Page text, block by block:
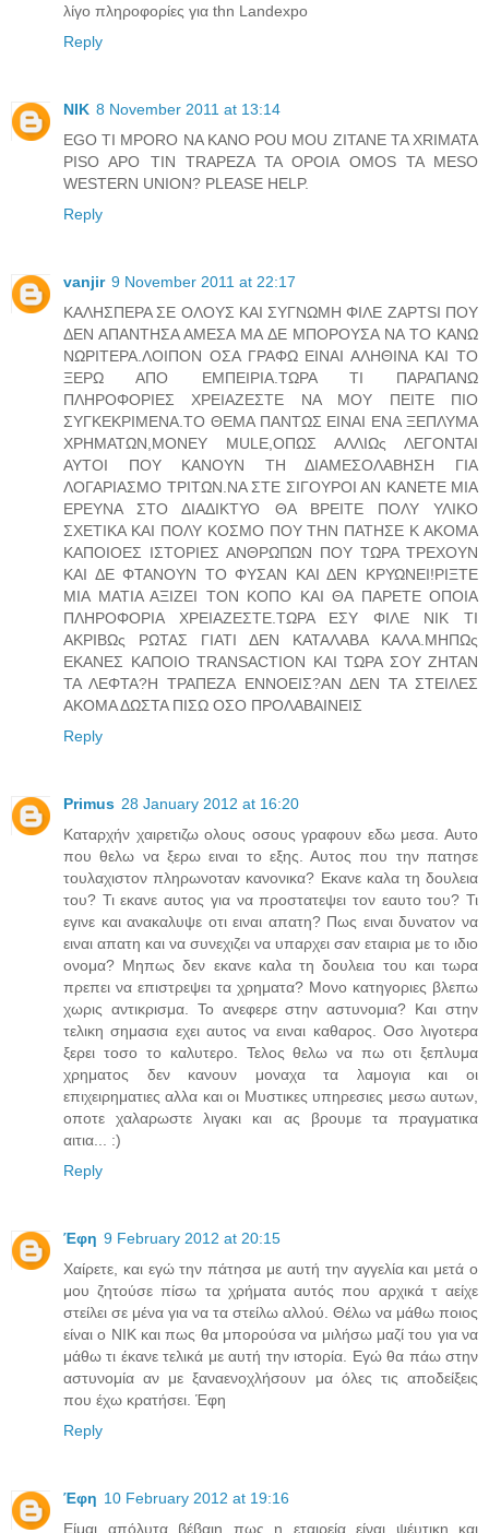
λίγο πληροφορίες για thn Landexpo
Reply
NIK 8 November 2011 at 13:14
EGO TI MPORO NA KANO POU MOU ZITANE TA XRIMATA
PISO APO TIN TRAPEZA TA OPOIA OMOS TA MESO
WESTERN UNION? PLEASE HELP.
Reply
vanjir 9 November 2011 at 22:17
ΚΑΛΗΣΠΕΡΑ ΣΕ ΟΛΟΥΣ ΚΑΙ ΣΥΓΝΩΜΗ ΦΙΛΕ ΖΑPTSI ΠΟΥ
ΔΕΝ ΑΠΑΝΤΗΣΑ ΑΜΕΣΑ ΜΑ ΔΕ ΜΠΟΡΟΥΣΑ ΝΑ ΤΟ ΚΑΝΩ
ΝΩΡΙΤΕΡΑ.ΛΟΙΠΟΝ ΟΣΑ ΓΡΑΦΩ ΕΙΝΑΙ ΑΛΗΘΙΝΑ ΚΑΙ ΤΟ
ΞΕΡΩ ΑΠΟ ΕΜΠΕΙΡΙΑ.ΤΩΡΑ ΤΙ ΠΑΡΑΠΑΝΩ
ΠΛΗΡΟΦΟΡΙΕΣ ΧΡΕΙΑΖΕΣΤΕ ΝΑ ΜΟΥ ΠΕΙΤΕ ΠΙΟ
ΣΥΓΚΕΚΡΙΜΕΝΑ.ΤΟ ΘΕΜΑ ΠΑΝΤΩΣ ΕΙΝΑΙ ΕΝΑ ΞΕΠΛΥΜΑ
ΧΡΗΜΑΤΩΝ,MONEY MULE,ΟΠΩΣ ΑΛΛΙΩς ΛΕΓΟΝΤΑΙ
ΑΥΤΟΙ ΠΟΥ ΚΑΝΟΥΝ ΤΗ ΔΙΑΜΕΣΟΛΑΒΗΣΗ ΓΙΑ
ΛΟΓΑΡΙΑΣΜΟ ΤΡΙΤΩΝ.ΝΑ ΣΤΕ ΣΙΓΟΥΡΟΙ ΑΝ ΚΑΝΕΤΕ ΜΙΑ
ΕΡΕΥΝΑ ΣΤΟ ΔΙΑΔΙΚΤΥΟ ΘΑ ΒΡΕΙΤΕ ΠΟΛΥ ΥΛΙΚΟ
ΣΧΕΤΙΚΑ ΚΑΙ ΠΟΛΥ ΚΟΣΜΟ ΠΟΥ ΤΗΝ ΠΑΤΗΣΕ Κ ΑΚΟΜΑ
ΚΑΠΟΙΟΕΣ ΙΣΤΟΡΙΕΣ ΑΝΘΡΩΠΩΝ ΠΟΥ ΤΩΡΑ ΤΡΕΧΟΥΝ
ΚΑΙ ΔΕ ΦΤΑΝΟΥΝ ΤΟ ΦΥΣΑΝ ΚΑΙ ΔΕΝ ΚΡΥΩΝΕΙ!ΡΙΞΤΕ
ΜΙΑ ΜΑΤΙΑ ΑΞΙΖΕΙ ΤΟΝ ΚΟΠΟ ΚΑΙ ΘΑ ΠΑΡΕΤΕ ΟΠΟΙΑ
ΠΛΗΡΟΦΟΡΙΑ ΧΡΕΙΑΖΕΣΤΕ.ΤΩΡΑ ΕΣΥ ΦΙΛΕ ΝΙΚ ΤΙ
ΑΚΡΙΒΩς ΡΩΤΑΣ ΓΙΑΤΙ ΔΕΝ ΚΑΤΑΛΑΒΑ ΚΑΛΑ.ΜΗΠΩς
ΕΚΑΝΕΣ ΚΑΠΟΙΟ TRANSACTION ΚΑΙ ΤΩΡΑ ΣΟΥ ΖΗΤΑΝ
ΤΑ ΛΕΦΤΑ?Η ΤΡΑΠΕΖΑ ΕΝΝΟΕΙΣ?ΑΝ ΔΕΝ ΤΑ ΣΤΕΙΛΕΣ
ΑΚΟΜΑ ΔΩΣΤΑ ΠΙΣΩ ΟΣΟ ΠΡΟΛΑΒΑΙΝΕΙΣ
Reply
Primus 28 January 2012 at 16:20
Καταρχήν χαιρετιζω ολους οσους γραφουν εδω μεσα. Αυτο
που θελω να ξερω ειναι το εξης. Αυτος που την πατησε
τουλαχιστον πληρωνοταν κανονικα? Εκανε καλα τη δουλεια
του? Τι εκανε αυτος για να προστατεψει τον εαυτο του? Τι
εγινε και ανακαλυψε οτι ειναι απατη? Πως ειναι δυνατον να
ειναι απατη και να συνεχιζει να υπαρχει σαν εταιρια με το ιδιο
ονομα? Μηπως δεν εκανε καλα τη δουλεια του και τωρα
πρεπει να επιστρεψει τα χρηματα? Μονο κατηγοριες βλεπω
χωρις αντικρισμα. Το ανεφερε στην αστυνομια? Και στην
τελικη σημασια εχει αυτος να ειναι καθαρος. Οσο λιγοτερα
ξερει τοσο το καλυτερο. Τελος θελω να πω οτι ξεπλυμα
χρηματος δεν κανουν μοναχα τα λαμογια και οι
επιχειρηματιες αλλα και οι Μυστικες υπηρεσιες μεσω αυτων,
οποτε χαλαρωστε λιγακι και ας βρουμε τα πραγματικα
αιτια... :)
Reply
Έφη 9 February 2012 at 20:15
Χαίρετε, και εγώ την πάτησα με αυτή την αγγελία και μετά ο
μου ζητούσε πίσω τα χρήματα αυτός που αρχικά τ αείχε
στείλει σε μένα για να τα στείλω αλλού. Θέλω να μάθω ποιος
είναι ο NIK και πως θα μπορούσα να μιλήσω μαζί του για να
μάθω τι έκανε τελικά με αυτή την ιστορία. Εγώ θα πάω στην
αστυνομία αν με ξαναενοχλήσουν μα όλες τις αποδείξεις
που έχω κρατήσει. Έφη
Reply
Έφη 10 February 2012 at 19:16
Είμαι απόλυτα βέβαιη πως η εταιρεία είναι ψέυτικη και